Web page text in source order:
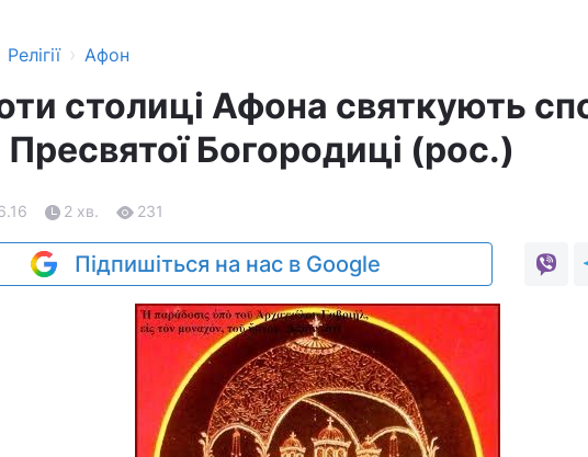
Релігії › Афон
столиці Афона святкують
Пресвятої Богородиці (рос.)
2 хв. 231
Підпишіться на нас в Google